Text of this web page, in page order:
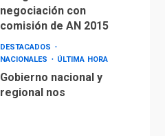
negociación con
comisión de AN 2015
DESTACADOS
NACIONALES
ÚLTIMA HORA
Gobierno nacional y
regional nos